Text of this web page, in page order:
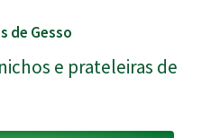
de Gesso
e prateleiras de